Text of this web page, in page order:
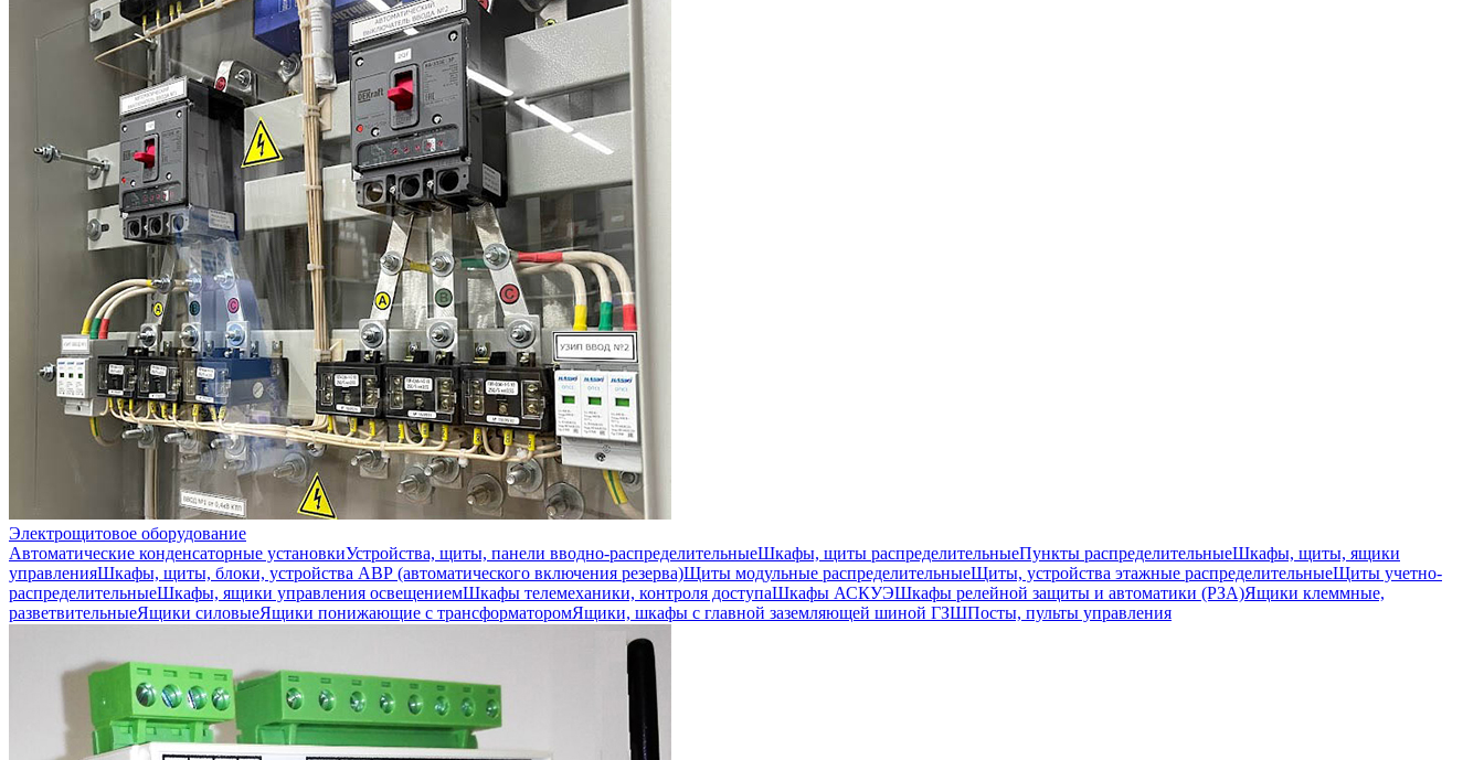
Электрощитовое оборудование
Автоматические конденсаторные установкиУстройства, щиты, панели вводно-распределительныеШкафы, щиты распределительныеПункты распределительныеШкафы, щиты, ящики
управленияШкафы, щиты, блоки, устройства АВР (автоматического включения резерва)Щиты модульные распределительныеЩиты, устройства этажные распределительныеЩиты учетно-
распределительныеШкафы, ящики управления освещениемШкафы телемеханики, контроля доступаШкафы АСКУЭШкафы релейной защиты и автоматики (РЗА)Ящики клеммные,
разветвительныеЯщики силовыеЯщики понижающие с трансформаторомЯщики, шкафы с главной заземляющей шиной ГЗШПосты, пульты управления